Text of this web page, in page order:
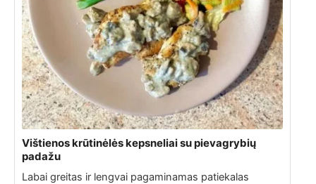
Vištienos krūtinėlės kepsneliai su pievagrybių
padažu
Labai greitas ir lengvai pagaminamas patiekalas